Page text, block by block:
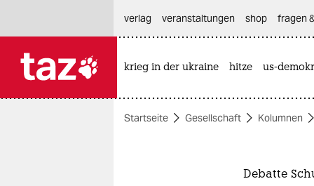
themen
verlag
veranstaltungen shop fragen
krieg in der ukraine hitze us-
Startseite Gesellschaft Kolumnen
Debatte